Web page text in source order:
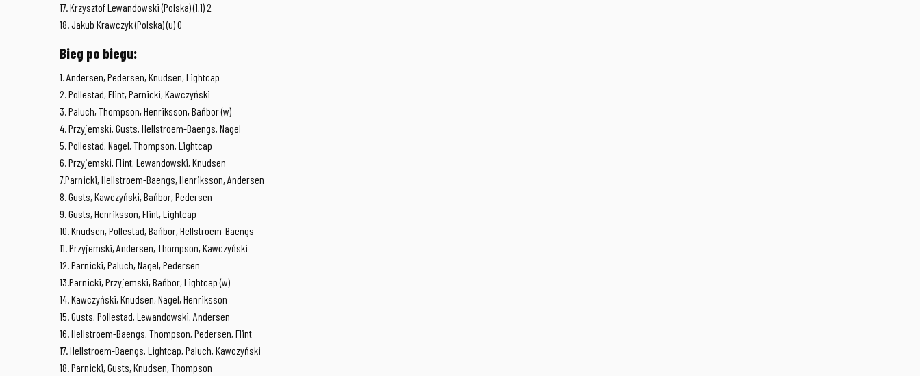
17. Krzysztof Lewandowski (Polska) (1,1) 2
18. Jakub Krawczyk (Polska) (u) 0
Bieg po biegu:
1. Andersen, Pedersen, Knudsen, Lightcap
2. Pollestad, Flint, Parnicki, Kawczyński
3. Paluch, Thompson, Henriksson, Bańbor (w)
4. Przyjemski, Gusts, Hellstroem-Baengs, Nagel
5. Pollestad, Nagel, Thompson, Lightcap
6. Przyjemski, Flint, Lewandowski, Knudsen
7.Parnicki, Hellstroem-Baengs, Henriksson, Andersen
8. Gusts, Kawczyński, Bańbor, Pedersen
9. Gusts, Henriksson, Flint, Lightcap
10. Knudsen, Pollestad, Bańbor, Hellstroem-Baengs
11. Przyjemski, Andersen, Thompson, Kawczyński
12. Parnicki, Paluch, Nagel, Pedersen
13.Parnicki, Przyjemski, Bańbor, Lightcap (w)
14. Kawczyński, Knudsen, Nagel, Henriksson
15. Gusts, Pollestad, Lewandowski, Andersen
16. Hellstroem-Baengs, Thompson, Pedersen, Flint
17. Hellstroem-Baengs, Lightcap, Paluch, Kawczyński
18. Parnicki, Gusts, Knudsen, Thompson